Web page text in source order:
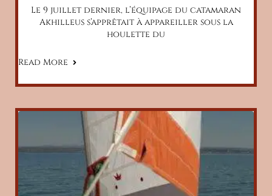
Le 9 juillet dernier, l’équipage du catamaran
Akhilleus s’apprêtait à appareiller sous la
houlette du
Read More